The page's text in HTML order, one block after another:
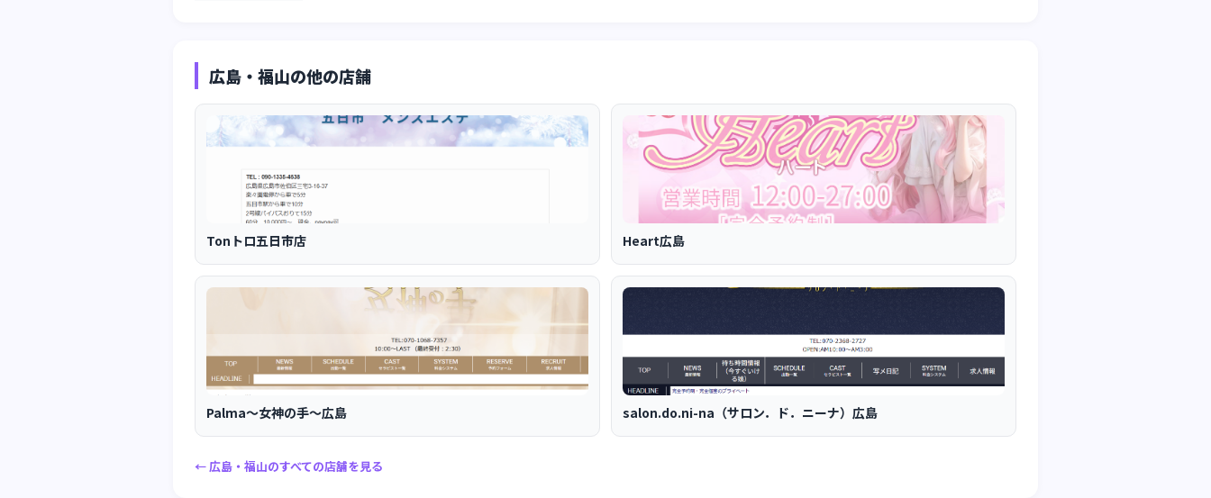
広島・福山の他の店舗
Tonトロ五日市店 Heart広島
Palma～女神の手～広島 salon.do.ni-na（サロン．ド．ニーナ）広島
← 広島・福山のすべての店舗を見る